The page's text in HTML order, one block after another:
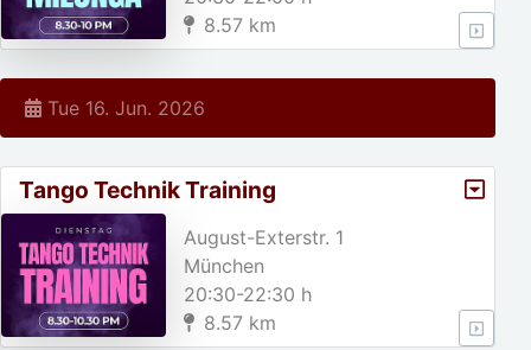
8.57 km
Tue 16. Jun. 2026
Tango Technik Training
August-Exterstr. 1
München
20:30-22:30 h
8.57 km